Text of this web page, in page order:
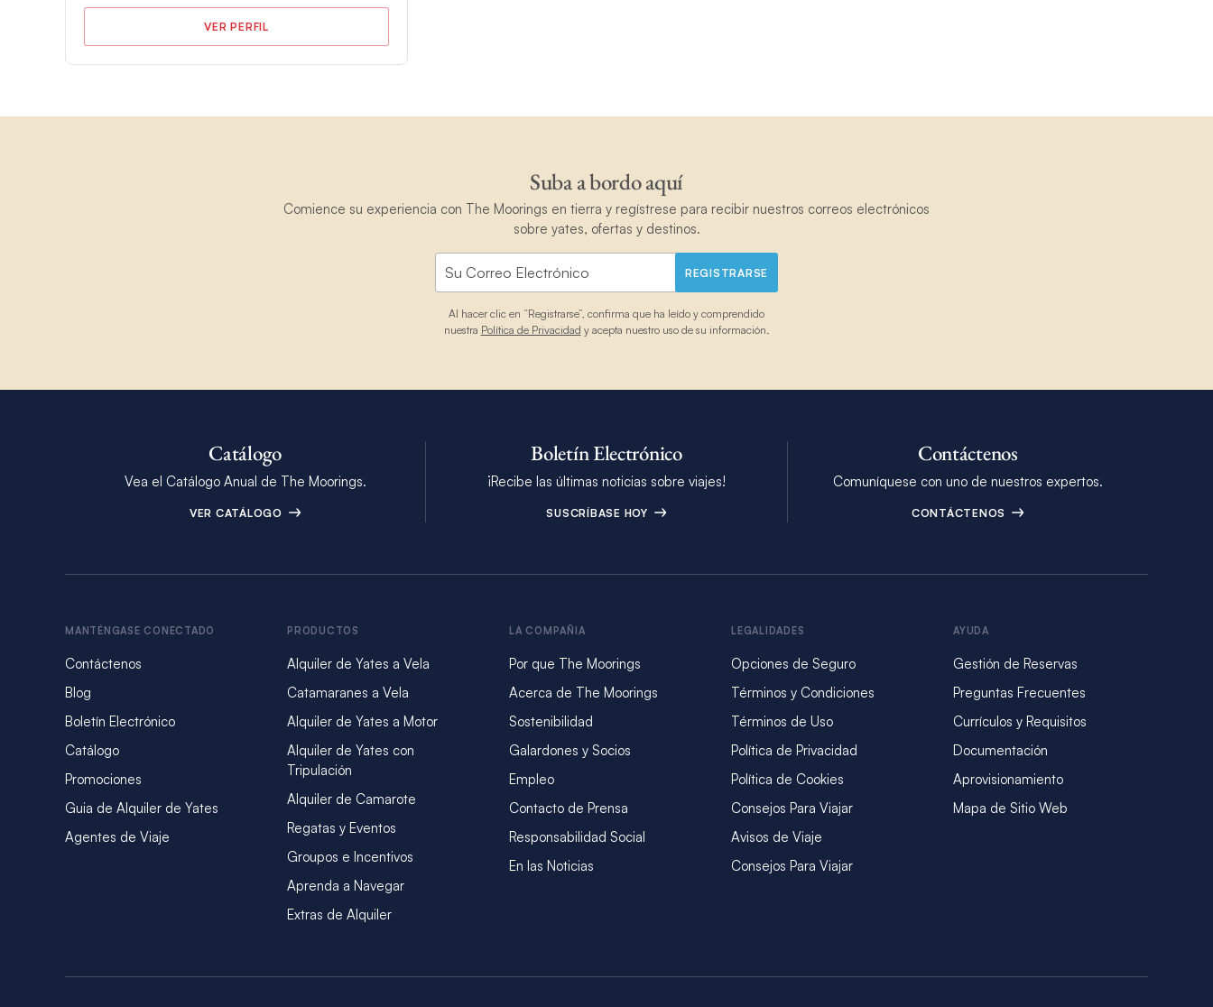
VER PERFIL
Suba a bordo aquí
Comience su experiencia con The Moorings en tierra y regístrese para recibir nuestros correos electrónicos
sobre yates, ofertas y destinos.
REGISTRARSE
Al hacer clic en “Registrarse”, confirma que ha leído y comprendido
nuestra Política de Privacidad y acepta nuestro uso de su información.
Catálogo
Vea el Catálogo Anual de The Moorings.
VER CATÁLOGO
Boletín Electrónico
¡Recibe las últimas noticias sobre viajes!
SUSCRÍBASE HOY
Contáctenos
Comuníquese con uno de nuestros expertos.
CONTÁCTENOS
MANTÉNGASE CONECTADO
Contáctenos
Blog
Boletín Electrónico
Catálogo
Promociones
Guia de Alquiler de Yates
Agentes de Viaje
PRODUCTOS
Alquiler de Yates a Vela
Catamaranes a Vela
Alquiler de Yates a Motor
Alquiler de Yates con
Tripulación
Alquiler de Camarote
Regatas y Eventos
Groupos e Incentivos
Aprenda a Navegar
Extras de Alquiler
LA COMPAÑIA
Por que The Moorings
Acerca de The Moorings
Sostenibilidad
Galardones y Socios
Empleo
Contacto de Prensa
Responsabilidad Social
En las Noticias
LEGALIDADES
Opciones de Seguro
Términos y Condiciones
Términos de Uso
Política de Privacidad
Política de Cookies
Consejos Para Viajar
Avisos de Viaje
Consejos Para Viajar
AYUDA
Gestión de Reservas
Preguntas Frecuentes
Currículos y Requisitos
Documentación
Aprovisionamiento
Mapa de Sitio Web